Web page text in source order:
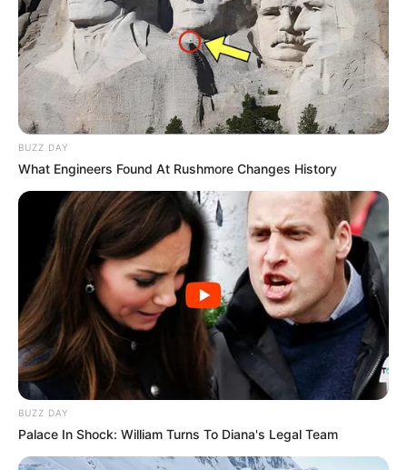
celia graciata há 13 anos
faço bijuterias à anos e vendo…mande pra mim
novidades principalmente os maxis colares,maxis
pulseiras etc…com passo à passo por favor
simples, prático e fofo…adorei!!!
Helena há 13 anos
Adorei! Há aqui ideias fantásticas… haja tempo.
Obrigada pela partilha
Bárbara há 13 anos
Bom dia!
São lindos!
BUZZ DAY
What Engineers Found At Rushmore Changes History
BUZZ DAY
Palace In Shock: William Turns To Diana's Legal Team